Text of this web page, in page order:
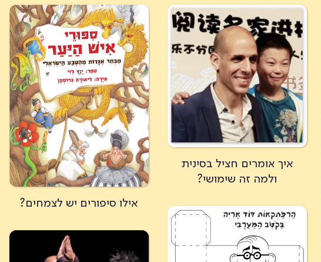
איך אומרים חציל בסינית
ולמה זה שימושי?
אילו סיפורים יש לצמחים?